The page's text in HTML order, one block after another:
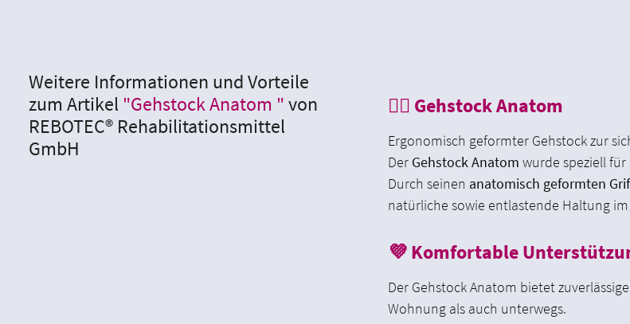
Weitere Informationen und Vorteile
zum Artikel "Gehstock Anatom "von
REBOTEC® Rehabilitationsmittel
GmbH
🚶‍♂️ Gehstock Anatom
Ergonomisch geformter Gehstock zur
Der Gehstock Anatom wurde speziell
Durch seinen anatomisch geformten
natürliche sowie entlastende Haltung im
💜 Komfortable
Der Gehstock Anatom bietet
Wohnung als auch unterwegs.